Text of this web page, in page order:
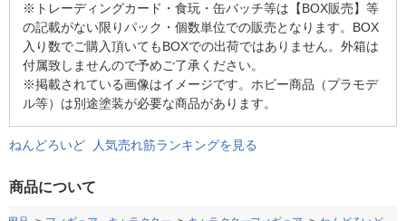
※トレーディングカード・食玩・缶バッチ等は【BOX販売】等
の記載がない限りパック・個数単位での販売となります。BOX
入り数でご購入頂いてもBOXでの出荷ではありません。外箱は
付属致しませんので予めご了承ください。
※掲載されている画像はイメージです。ホビー商品（プラモデ
ル等）は別途塗装が必要な商品があります。
ねんどろいど 人気売れ筋ランキングを見る
商品について